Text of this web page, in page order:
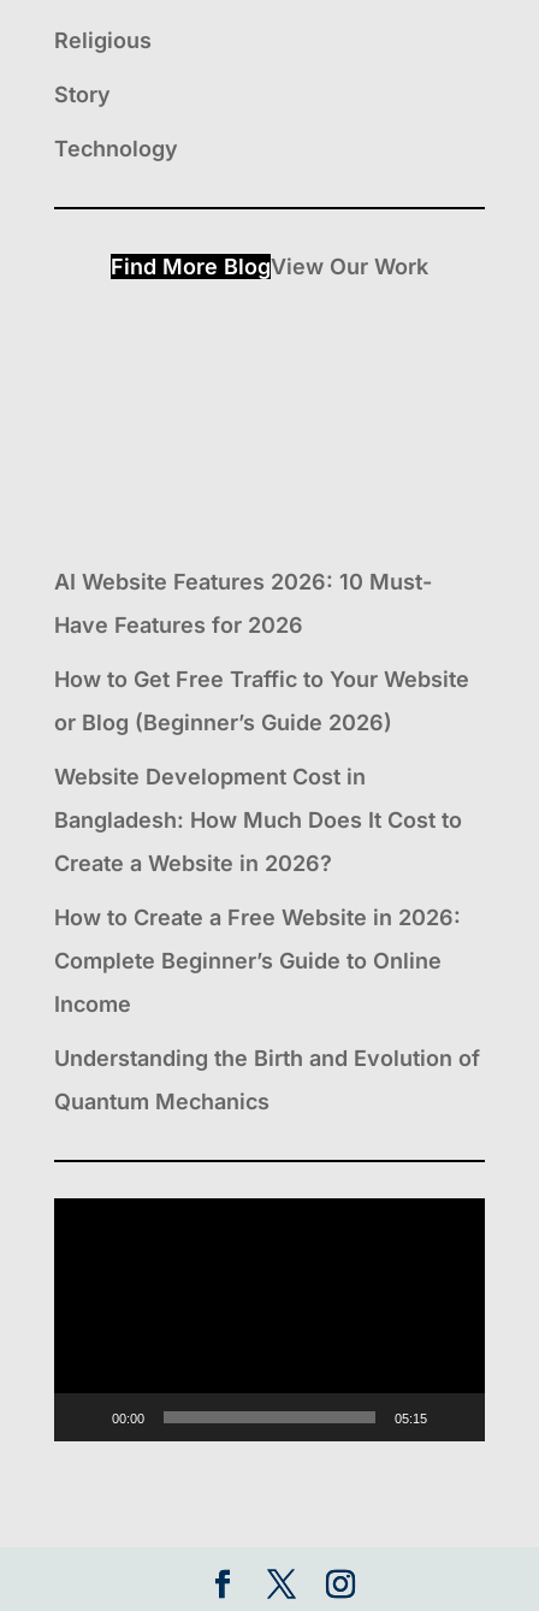
Religious
Story
Technology
Find More BlogView Our Work
AI Website Features 2026: 10 Must-
Have Features for 2026
How to Get Free Traffic to Your Website
or Blog (Beginner’s Guide 2026)
Website Development Cost in
Bangladesh: How Much Does It Cost to
Create a Website in 2026?
How to Create a Free Website in 2026:
Complete Beginner’s Guide to Online
Income
Understanding the Birth and Evolution of
Quantum Mechanics
00:00 05:15